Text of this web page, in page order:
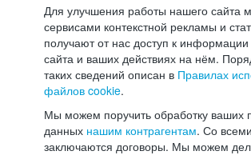
Для улучшения работы нашего сайта
сервисами контекстной рекламы и
получают от нас доступ к
сайта и ваших действиях на нём.
таких сведений описан в Правилах
файлов cookie.
Мы можем поручить обработку ваших
данных нашим контрагентам. Со
заключаются договоры. Мы можем